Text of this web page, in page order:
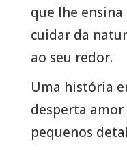
que lhe
cuidar da
ao seu redor.
Uma história
desperta
pequenos